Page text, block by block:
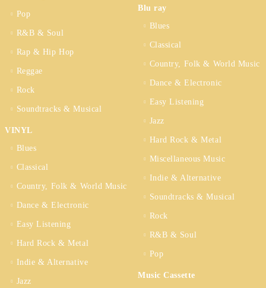
Pop
R&B & Soul
Rap & Hip Hop
Reggae
Rock
Soundtracks & Musical
VINYL
Blues
Classical
Country, Folk & World Music
Dance & Electronic
Easy Listening
Hard Rock & Metal
Indie & Alternative
Jazz
Blu ray
Blues
Classical
Country, Folk & World Music
Dance & Electronic
Easy Listening
Jazz
Hard Rock & Metal
Miscellaneous Music
Indie & Alternative
Soundtracks & Musical
Rock
R&B & Soul
Pop
Music Cassette